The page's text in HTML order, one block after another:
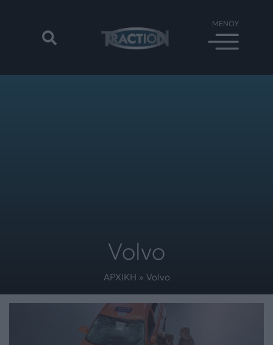
Volvo
ΑΡΧΙΚΗ » Volvo